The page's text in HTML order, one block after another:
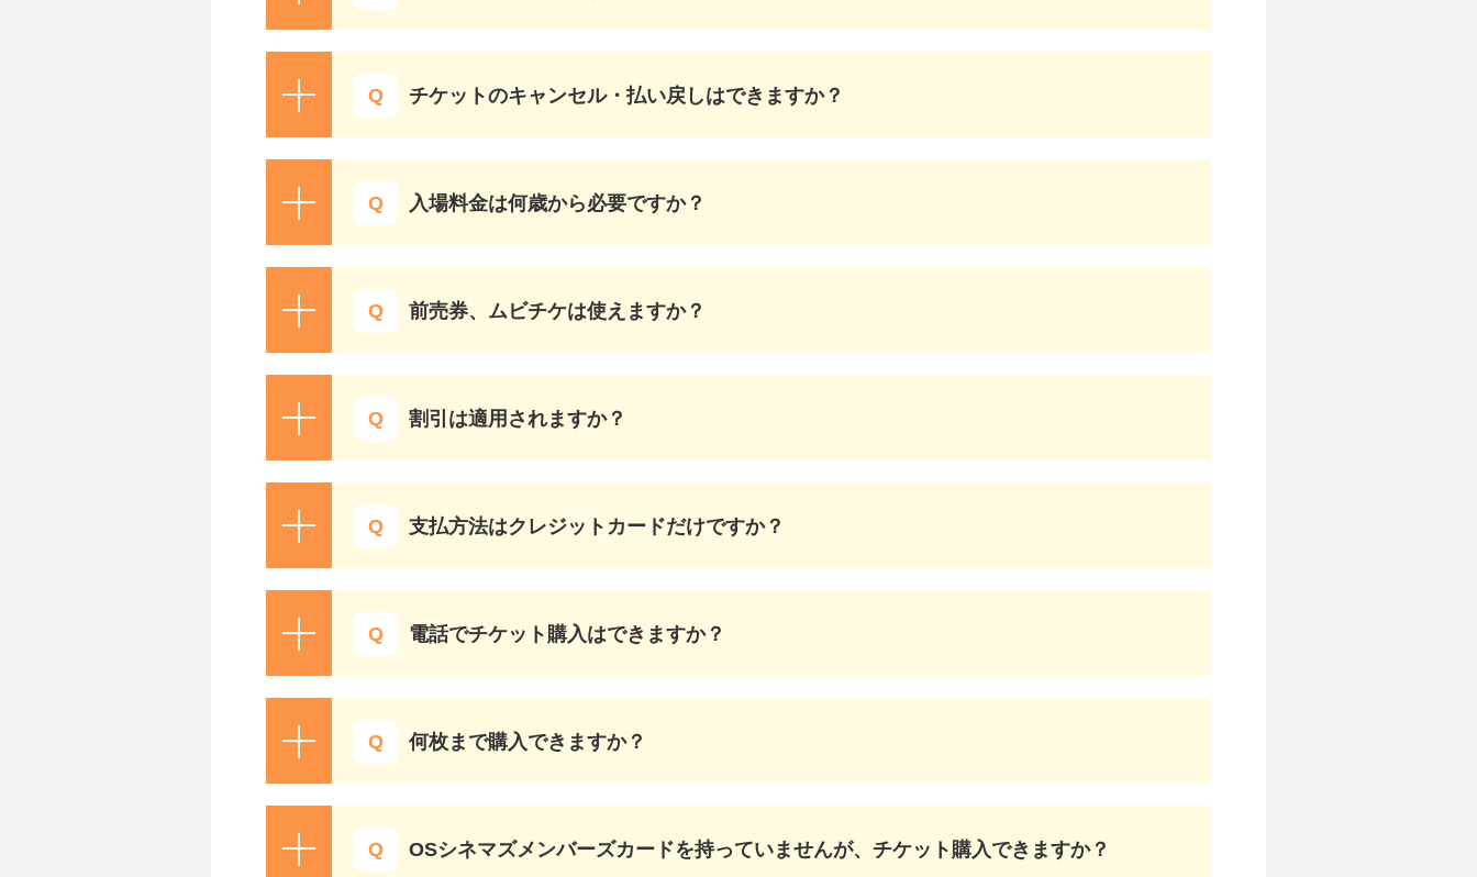
チケットのキャンセル・払い戻しはできますか？
入場料金は何歳から必要ですか？
前売券、ムビチケは使えますか？
割引は適用されますか？
支払方法はクレジットカードだけですか？
電話でチケット購入はできますか？
何枚まで購入できますか？
OSシネマズメンバーズカードを持っていませんが、チケット購入できますか？